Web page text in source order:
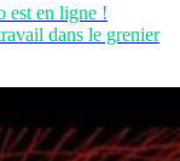
est en ligne !
dans le grenier